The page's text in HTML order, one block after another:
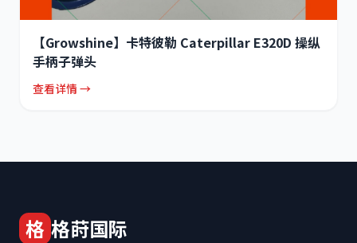
【Growshine】卡特彼勒 Caterpillar E320D 操纵
手柄子弹头
查看详情 →
格 格莳国际